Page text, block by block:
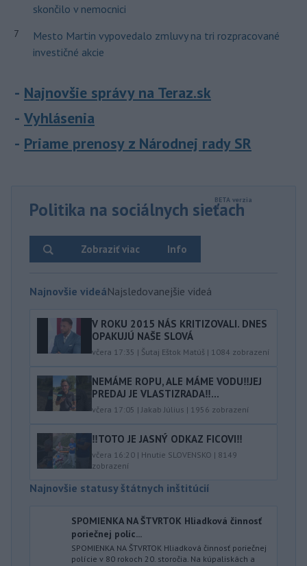
skončilo v nemocnici
7
Mesto Martin vypovedalo zmluvy na tri rozpracované
investičné akcie
Najnovšie správy na Teraz.sk
Vyhlásenia
Priame prenosy z Národnej rady SR
Politika na sociálnych sieťach
Info
Zobraziť viac
Najnovšie videáNajsledovanejšie videá
V ROKU 2015 NÁS KRITIZOVALI. DNES
OPAKUJÚ NAŠE SLOVÁ
včera 17:35 | Šutaj Eštok Matúš | 1084 zobrazení
NEMÁME ROPU, ALE MÁME VODU‼️JEJ
PREDAJ JE VLASTIZRADA‼️...
včera 17:05 | Jakab Július | 1956 zobrazení
‼️TOTO JE JASNÝ ODKAZ FICOVI‼️
včera 16:20 | Hnutie SLOVENSKO | 8149
zobrazení
Najnovšie statusy štátnych inštitúcií
SPOMIENKA NA ŠTVRTOK Hliadková činnosť
poriečnej políc...
SPOMIENKA NA ŠTVRTOK Hliadková činnosť poriečnej
polície v 80 rokoch 20. storočia. Na kúpaliskách a